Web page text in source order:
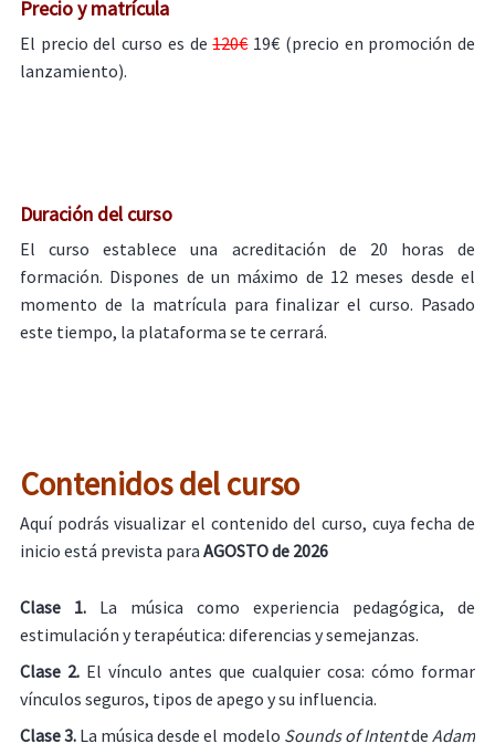
Precio y matrícula
El precio del curso es de120€19€ (precio en promoción de
lanzamiento).
Duración del curso
El curso establece una acreditación de 20 horas de
formación. Dispones de un máximo de 12 meses desde el
momento de la matrícula para finalizar el curso. Pasado
este tiempo, la plataforma se te cerrará.
Contenidos del curso
Aquí podrás visualizar el contenido del curso, cuya fecha de
inicio está prevista para AGOSTO de 2026
Clase 1. La música como experiencia pedagógica, de
estimulación y terapéutica: diferencias y semejanzas.
Clase 2. El vínculo antes que cualquier cosa: cómo formar
vínculos seguros, tipos de apego y su influencia.
Clase 3. La música desde el modelo Sounds of IntentdeAdam